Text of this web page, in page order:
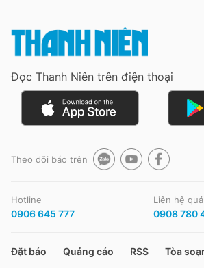
Đọc Thanh Niên trên điện thoại
Theo dõi báo trên
Hotline
0906 645 777
Liên hệ
0908 780
Đặt báo Quảng cáo RSS Tòa